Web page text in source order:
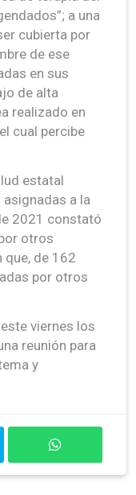
a una
cubierta por
de ese
en sus
de alta
realizado en
cual percibe
estatal
a la
2021 constató
otros
de 162
por otros
viernes los
reunión para
y